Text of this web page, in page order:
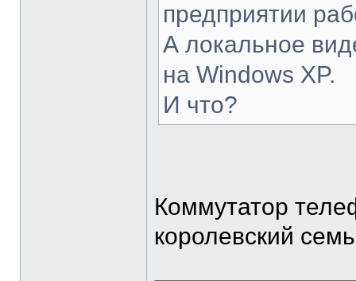
предприятии
А локальное
на Windows XP.
И что?
Коммутатор
королевский